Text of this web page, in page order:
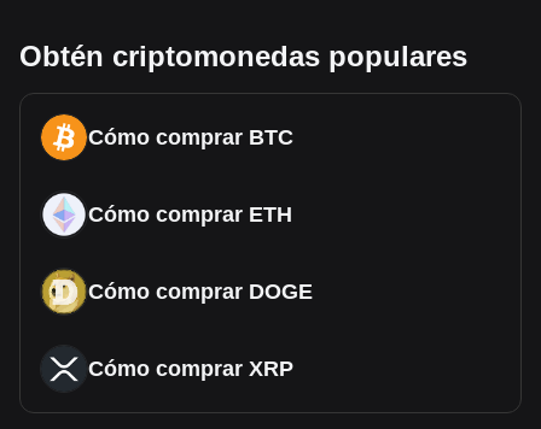
Obtén criptomonedas populares
Cómo comprar BTC
Cómo comprar ETH
Cómo comprar DOGE
Cómo comprar XRP